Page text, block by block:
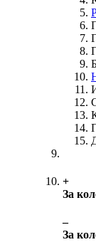
+
За
‒
За